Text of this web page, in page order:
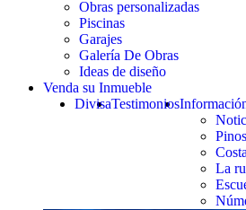
Obras personalizadas
Piscinas
Garajes
Galería De Obras
Ideas de diseño
Venda su Inmueble
La
Testimonios
Divisa